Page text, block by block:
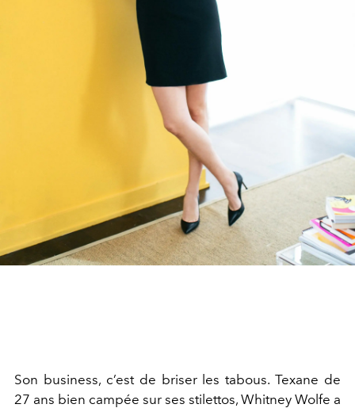
Son business, c’est de briser les tabous. Texane de
27 ans bien campée sur ses stilettos, Whitney Wolfe a